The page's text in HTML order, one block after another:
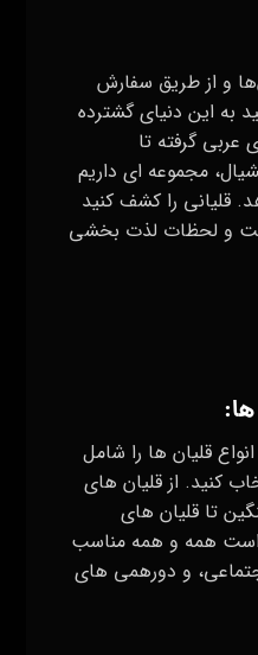
و از طریق سفارش
به این دنیای گشترده
عربی گرفته تا
مجموعه‌ ای داریم
قلیانی را کشف کنید
و لحظات لذت بخشی
قلیان‌ ها را شامل
کنید. از قلیان های
تا قلیان های
همه و همه مناسب
و دورهمی های